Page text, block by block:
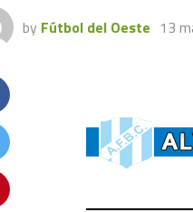
by Fútbol del Oeste 13